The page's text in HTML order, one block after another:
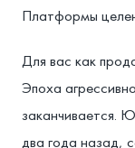
Платформы
Для вас как
Эпоха
заканчивается.
два года назад,